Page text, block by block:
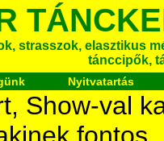
strasszok, elasztikus
tánccipők,
Nyitvatartás
Show-val